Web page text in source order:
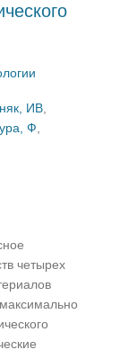
ИВ
Ф
четырех